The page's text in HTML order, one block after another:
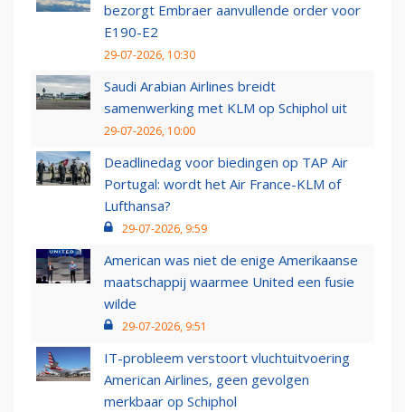
bezorgt Embraer aanvullende order voor
E190-E2
29-07-2026, 10:30
Saudi Arabian Airlines breidt
samenwerking met KLM op Schiphol uit
29-07-2026, 10:00
Deadlinedag voor biedingen op TAP Air
Portugal: wordt het Air France-KLM of
Lufthansa?
29-07-2026, 9:59
American was niet de enige Amerikaanse
maatschappij waarmee United een fusie
wilde
29-07-2026, 9:51
IT-probleem verstoort vluchtuitvoering
American Airlines, geen gevolgen
merkbaar op Schiphol